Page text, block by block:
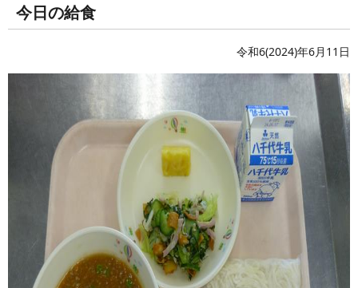
今日の給食
令和6(2024)年6月11日